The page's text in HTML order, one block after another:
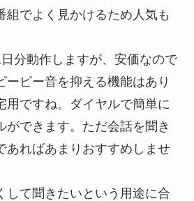
組でよく見かけるため人気も
分動作しますが、安価なので
ーピー音を抑える機能はあり
用ですね。ダイヤルで簡単に
ができます。ただ会話を聞き
あればあまりおすすめしませ
して聞きたいという用途に合